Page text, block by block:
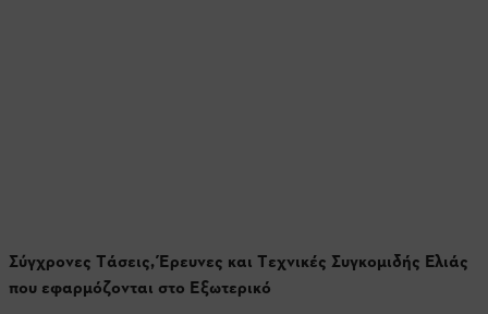
Σύγχρονες Tάσεις, Έρευνες και Tεχνικές Συγκομιδής Ελιάς
που εφαρμόζονται στο Εξωτερικό